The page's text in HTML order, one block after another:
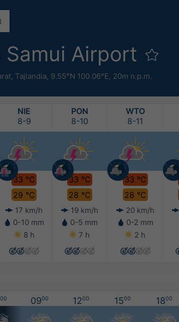
Samui Airport
, Tajlandia, 9.55°N 100.06°E, 20m n.p.m.
NIE
8-9
33 °C
29 °C
17 km/h
0-10 mm
8 h
PON
8-10
33 °C
28 °C
19 km/h
0-5 mm
7 h
WTO
8-11
33 °C
28 °C
20 km/h
0-2 mm
2 h
00 0900 1200 1500 1800